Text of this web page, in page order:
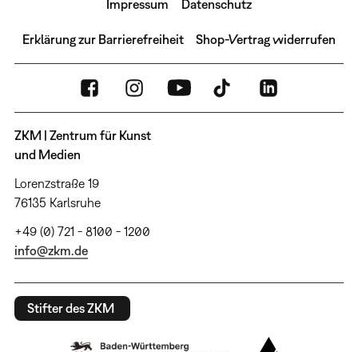
Impressum Datenschutz
Erklärung zur Barrierefreiheit Shop-Vertrag widerrufen
ZKM | Zentrum für Kunst
und Medien
Lorenzstraße 19
76135 Karlsruhe
+49 (0) 721 - 8100 - 1200
info@zkm.de
Stifter des ZKM